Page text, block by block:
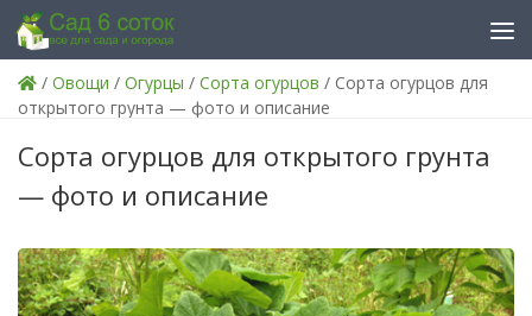
Skip to content
/ Овощи / Огурцы / Сорта огурцов / Сорта огурцов для
открытого грунта — фото и описание
Сорта огурцов для открытого грунта
— фото и описание